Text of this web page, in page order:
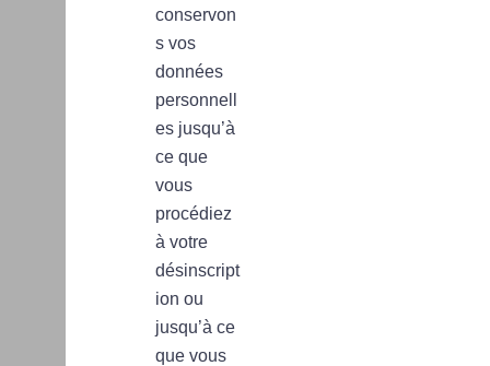
conservon
s vos
données
personnell
es jusqu’à
ce que
vous
procédiez
à votre
désinscript
ion ou
jusqu’à ce
que vous